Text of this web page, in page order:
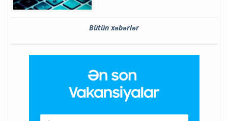
Bütün xəbərlər